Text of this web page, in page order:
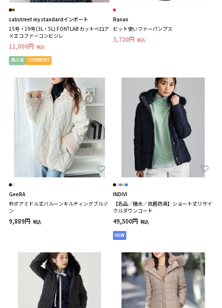
sabstreet my standardインポート
15号・19号(3L・5L) FONTLAB カットベロア
×エコファーコンビジレ
11,000円 税込
再入荷 1000円OFF
Ranan
ビット使いファーパンプス
3,720円 税込
GeeRA
衿ボアミドル丈バルーンキルティングブルゾ
ン
9,889円 税込
INDIVI
【名品／撥水／抗菌防臭】ショート丈リサイ
クルダウンコート
49,500円 税込
NEW